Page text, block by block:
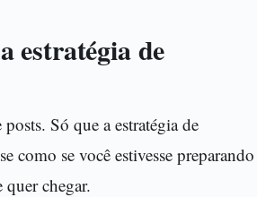
estratégia de
Só que a estratégia de
se você estivesse preparando
quer chegar.